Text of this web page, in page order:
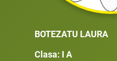
BOTEZATU LAURA
Clasa: I A